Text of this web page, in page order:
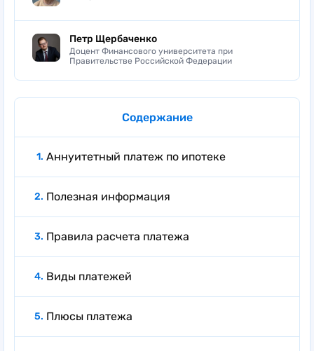
Петр Щербаченко
Доцент Финансового университета при
Правительстве Российской Федерации
Содержание
Аннуитетный платеж по ипотеке
Полезная информация
Правила расчета платежа
Виды платежей
Плюсы платежа